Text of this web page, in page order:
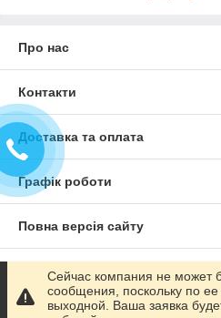
Про нас
Контакти
Доставка та оплата
Графік роботи
Повна версія сайту
Сайт створено на
Сейчас компания не может
сообщения, поскольку по
выходной. Ваша заявка